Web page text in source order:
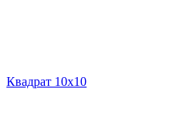
Квадрат 10х10